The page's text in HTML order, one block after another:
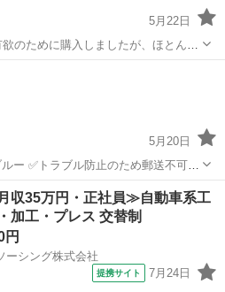
5月22日
のために購入しましたが、ほとんど
5月20日
不可 ✅
タッチペン
収35万円・正社員≫自動車系工
加工・プレス 交替制
円
ーシング株式会社
提携サイト 7月24日